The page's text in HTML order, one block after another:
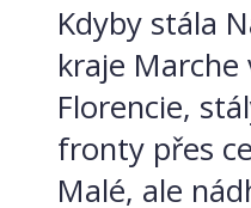
Kdyby stála
kraje
Florencie,
fronty přes
Malé, ale